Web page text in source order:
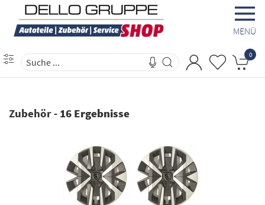
MENÜ
0
Zubehör- 16 Ergebnisse